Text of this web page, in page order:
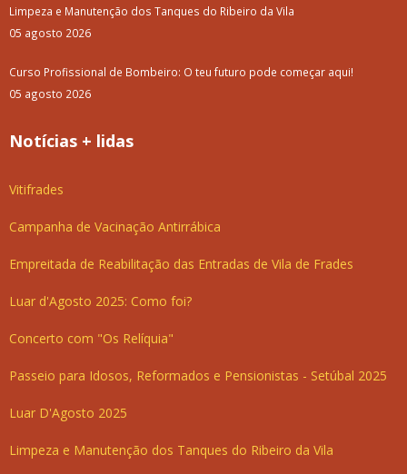
Limpeza e Manutenção dos Tanques do Ribeiro da Vila
05 agosto 2026
Curso Profissional de Bombeiro: O teu futuro pode começar aqui!
05 agosto 2026
Notícias + lidas
Vitifrades
Campanha de Vacinação Antirrábica
Empreitada de Reabilitação das Entradas de Vila de Frades
Luar d'Agosto 2025: Como foi?
Concerto com "Os Relíquia"
Passeio para Idosos, Reformados e Pensionistas - Setúbal 2025
Luar D'Agosto 2025
Limpeza e Manutenção dos Tanques do Ribeiro da Vila